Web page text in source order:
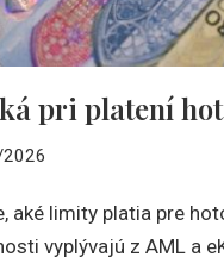
pri platení
aké limity platia pre
vyplývajú z AML a